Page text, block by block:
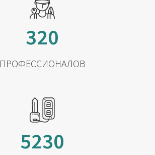
320
ПРОФЕССИОНАЛОВ
5230